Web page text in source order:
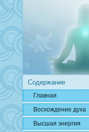
Содержание
Главная
Вοсхождение духа
Высшая энергия